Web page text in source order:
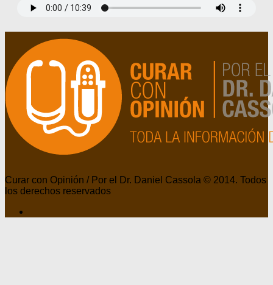
Curar con Opinión / Por el Dr. Daniel Cassola © 2014. Todos
los derechos reservados